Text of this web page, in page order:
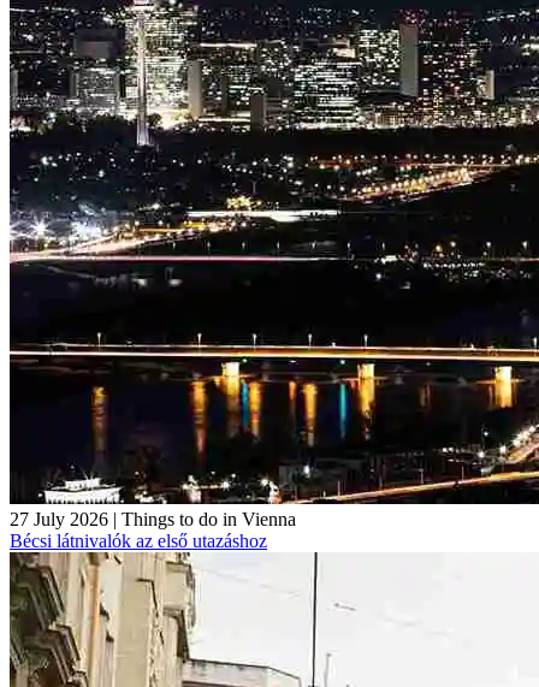
27 July 2026 | Things to do in Vienna
Bécsi látnivalók az első utazáshoz